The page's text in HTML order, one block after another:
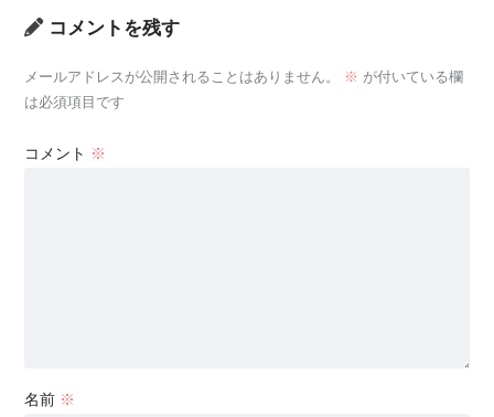
コメントを残す
メールアドレスが公開されることはありません。 ※ が付いている欄
は必須項目です
コメント ※
名前 ※